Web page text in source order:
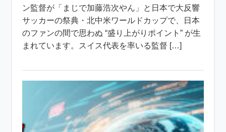
ン監督が「まじで加藤浩次やん」と日本で大反響
サッカーの祭典・北中米ワールドカップで、日本
のファンの間で思わぬ “盛り上がりポイント” が生
まれています。スイス代表を率いる監督 […]